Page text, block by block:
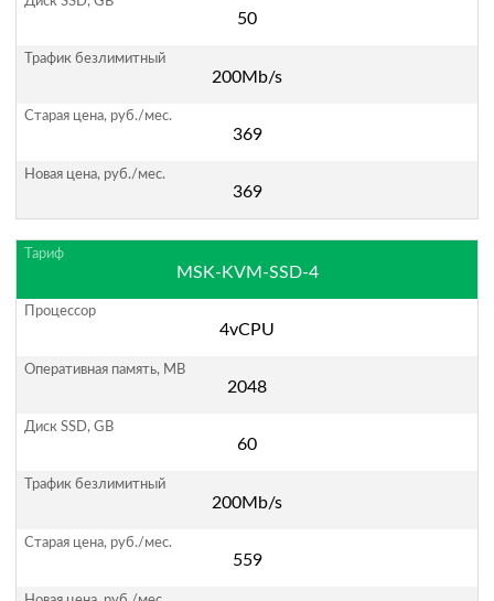
50
200Mb/s
369
369
MSK-KVM-SSD-4
4vCPU
2048
60
200Mb/s
559